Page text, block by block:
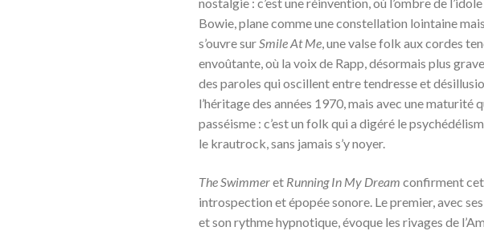
Bowie, plane comme une constellation lointaine
s’ouvre surSmile At Me, une valse folk aux cordes
envoûtante, où la voix de Rapp, désormais plus
des paroles qui oscillent entre tendresse et
l’héritage des années 1970, mais avec une maturité
passéisme : c’est un folk qui a digéré le
le krautrock, sans jamais s’y noyer.
The Swimmeret Running In My Dream confirment
introspection et épopée sonore. Le premier, avec
et son rythme hypnotique, évoque les rivages de